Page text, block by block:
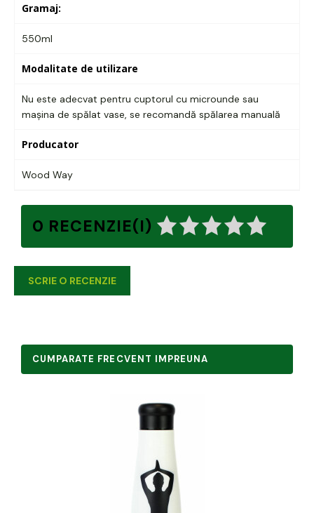
Gramaj:
550ml
Modalitate de utilizare
Nu este adecvat pentru cuptorul cu microunde sau
mașina de spălat vase, se recomandă spălarea manuală
Producator
Wood Way
0 RECENZIE(I)
SCRIE O RECENZIE
CUMPARATE FRECVENT IMPREUNA